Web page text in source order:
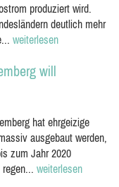
produziert wird.
deutlich mehr
weiterlesen
will
hat ehrgeizige
ausgebaut werden,
zum Jahr 2020
weiterlesen